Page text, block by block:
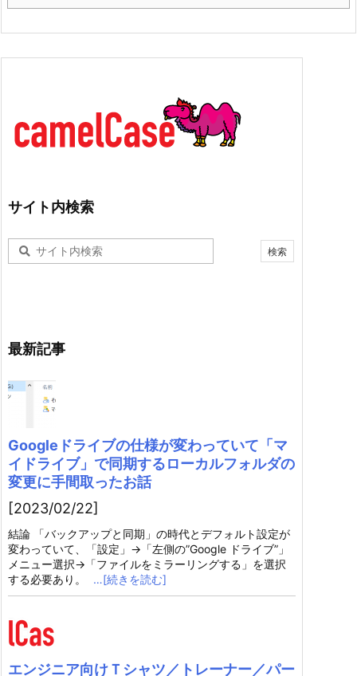
サイト内検索
最新記事
Googleドライブの仕様が変わっていて「マ
イドライブ」で同期するローカルフォルダの
変更に手間取ったお話
[2023/02/22]
結論 「バックアップと同期」の時代とデフォルト設定が
変わっていて、「設定」→「左側の”Google ドライブ”」
メニュー選択→「ファイルをミラーリングする」を選択
する必要あり。
…[続きを読む]
エンジニア向けＴシャツ／トレーナー／パー